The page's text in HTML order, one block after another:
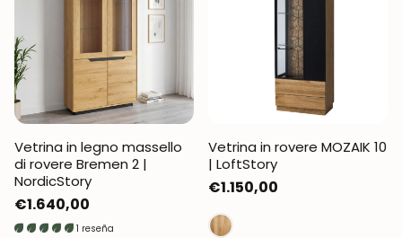
Vetrina in legno massello
di rovere Bremen 2 |
NordicStory
Prezzo
normale
€1.640,00
1 reseña
Vetrina in rovere MOZAIK 10
| LoftStory
Prezzo
normale
€1.150,00